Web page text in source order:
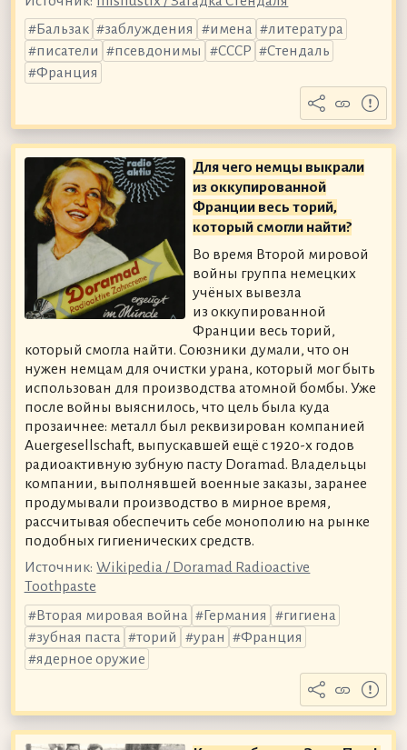
Бальзак
заблуждения имена
литература
писатели
псевдонимы СССР
Стендаль
Франция
Для чего немцы выкрали
из оккупированной
Франции весь торий,
который смогли найти?
Во время Второй мировой
войны группа немецких
учёных вывезла
из оккупированной
Франции весь торий,
который смогла найти. Союзники думали, что он
нужен немцам для очистки урана, который мог быть
использован для производства атомной бомбы. Уже
после войны выяснилось, что цель была куда
прозаичнее: металл был реквизирован компанией
Auergesellschaft, выпускавшей ещё с 1920-х годов
радиоактивную зубную пасту Doramad. Владельцы
компании, выполнявшей военные заказы, заранее
продумывали производство в мирное время,
рассчитывая обеспечить себе монополию на рынке
подобных гигиенических средств.
Источник: Wikipedia / Doramad Radioactive
Toothpaste
Вторая мировая война
Германия
гигиена
зубная паста
торий уран
Франция
ядерное оружие